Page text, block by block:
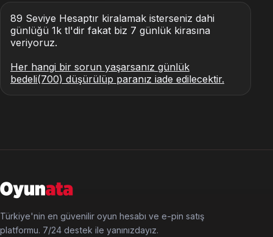
89 Seviye Hesaptır kiralamak isterseniz dahi
günlüğü 1k tl'dir fakat biz 7 günlük kirasına
veriyoruz.
Her hangi bir sorun yaşarsanız günlük
bedeli(700) düşürülüp paranız iade edilecektir.
Türkiye'nin en güvenilir oyun hesabı ve e-pin satış
platformu. 7/24 destek ile yanınızdayız.